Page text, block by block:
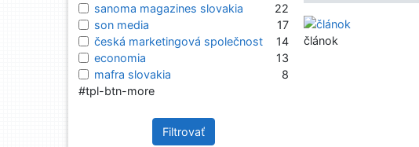
článok
sanoma magazines slovakia
22
son media
17
česká marketingová společnost
14
economia
13
mafra slovakia
8
#tpl-btn-more
Filtrovať